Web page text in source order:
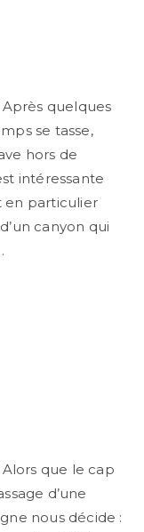
quelques
se tasse,
hors de
intéressante
en particulier
canyon qui
que le cap
d’une
nous décide :